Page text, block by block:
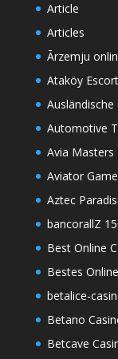
Article
Articles
Ārzemju
Ataköy Escort
Ausländische
Automotive
Avia Masters
Aviator
Aztec
bancorallZ
Best Online
Bestes
betalice-
Betano
Betcave